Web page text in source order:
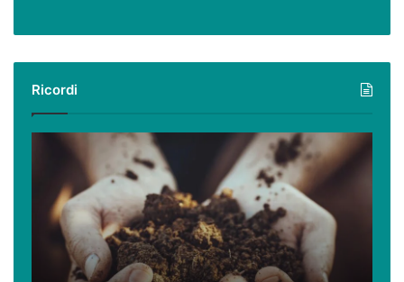
Ricordi
Cilentano,
sapiente
incontro